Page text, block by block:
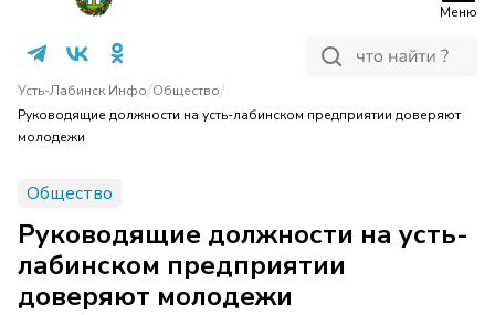
Меню
Усть-Лабинск Инфо/Общество/
Руководящие должности на усть-лабинском предприятии доверяют
молодежи
Общество
Руководящие должности на усть-
лабинском предприятии
доверяют молодежи